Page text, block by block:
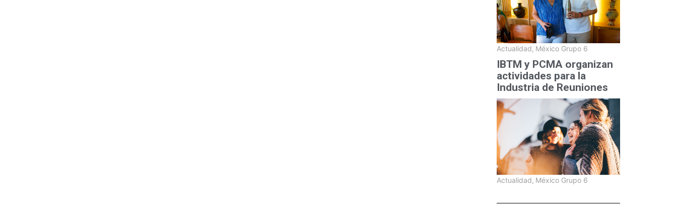
Actualidad, México Grupo 6
IBTM y PCMA organizan
actividades para la
Industria de Reuniones
Actualidad, México Grupo 6